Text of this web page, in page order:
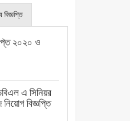
২০২০ ও
এ সিনিয়র
বিজ্ঞপ্তি